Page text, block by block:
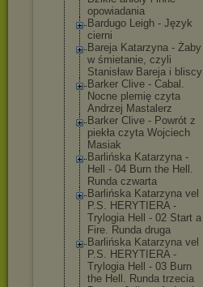
opowiadania
Bardugo Leigh - Język
cierni
Bareja Katarzyna - Żaby
w śmietanie, czyli
Stanisław Bareja i bliscy
Barker Clive - Cabal.
Nocne plemię czyta
Andrzej Mastalerz
Barker Clive - Powrót z
piekła czyta Wojciech
Masiak
Barlińska Katarzyna -
Hell - 04 Burn the Hell.
Runda czwarta
Barlińska Katarzyna vel
P.S. HERYTIERA -
Trylogia Hell - 02 Start a
Fire. Runda druga
Barlińska Katarzyna vel
P.S. HERYTIERA -
Trylogia Hell - 03 Burn
the Hell. Runda trzecia